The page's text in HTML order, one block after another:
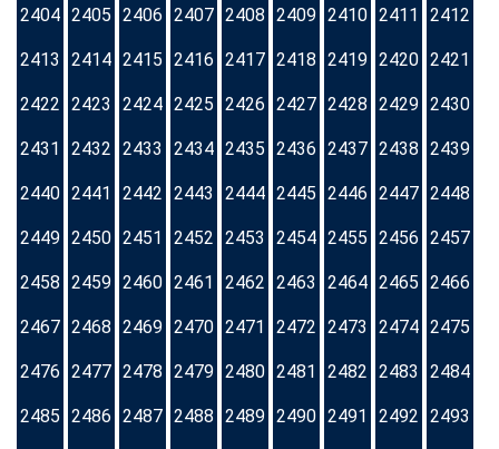
2404 2405 2406 2407 2408 2409 2410 2411 2412
2413 2414 2415 2416 2417 2418 2419 2420 2421
2422 2423 2424 2425 2426 2427 2428 2429 2430
2431 2432 2433 2434 2435 2436 2437 2438 2439
2440 2441 2442 2443 2444 2445 2446 2447 2448
2449 2450 2451 2452 2453 2454 2455 2456 2457
2458 2459 2460 2461 2462 2463 2464 2465 2466
2467 2468 2469 2470 2471 2472 2473 2474 2475
2476 2477 2478 2479 2480 2481 2482 2483 2484
2485 2486 2487 2488 2489 2490 2491 2492 2493